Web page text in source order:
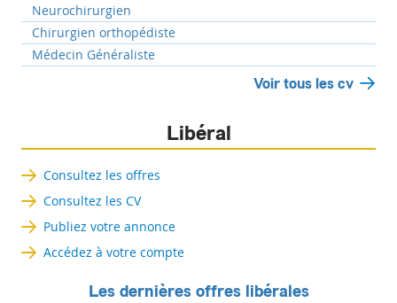
Neurochirurgien
Chirurgien orthopédiste
Médecin Généraliste
Voir tous les cv
Libéral
Consultez les offres
Consultez les CV
Publiez votre annonce
Accédez à votre compte
Les dernières offres libérales